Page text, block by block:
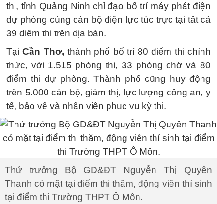
thi, tỉnh Quảng Ninh chỉ đạo bố trí máy phát điện
dự phòng cùng cán bộ điện lực túc trực tại tất cả
39 điểm thi trên địa bàn.
TạiCần Thơ, thành phố bố trí 80 điểm thi chính
thức, với 1.515 phòng thi, 33 phòng chờ và 80
điểm thi dự phòng. Thành phố cũng huy động
trên 5.000 cán bộ, giám thị, lực lượng công an, y
tế, bảo vệ và nhân viên phục vụ kỳ thi.
Thứ trưởng Bộ GD&ĐT Nguyễn Thị Quyên
Thanh có mặt tại điểm thi thăm, động viên thí sinh
tại điểm thi Trường THPT Ô Môn.